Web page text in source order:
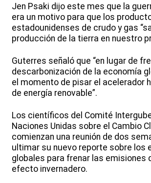
Jen Psaki dijo este mes que la
era un motivo para que los
estadounidenses de crudo y gas
producción de la tierra en nuestro
Guterres señaló que “en lugar de
descarbonización de la economía
el momento de pisar el acelerador
de energía renovable”.
Los científicos del Comité
Naciones Unidas sobre el Cambio
comienzan una reunión de dos
ultimar su nuevo reporte sobre los
globales para frenar las emisiones
efecto invernadero.